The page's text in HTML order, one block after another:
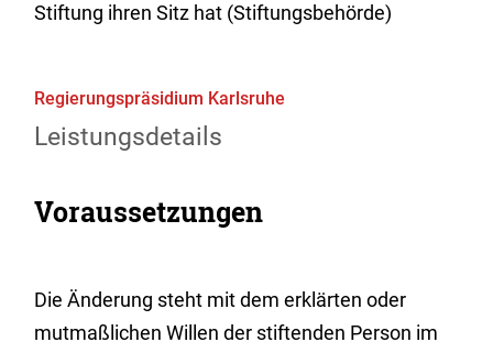
Stiftung ihren Sitz hat (Stiftungsbehörde)
Regierungspräsidium Karlsruhe
Leistungsdetails
Voraussetzungen
Die Änderung steht mit dem erklärten oder
mutmaßlichen Willen der stiftenden Person im